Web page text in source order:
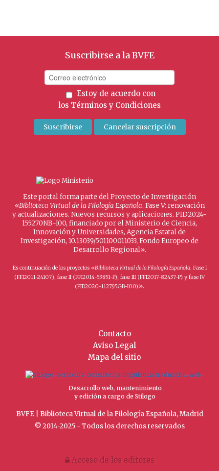
Suscribirse a la BVFE
Estoy de acuerdo con
los Términos y Condiciones
Este portal forma parte del Proyecto de Investigación
«Biblioteca Virtual de la Filología Española. Fase V: renovación
y actualizaciones. Nuevos recursos y aplicaciones. PID2024-
155270NB-I00, financiado por el Ministerio de Ciencia,
Innovación y Universidades, Agencia Estatal de
Investigación, 10.13039/501100011033, Fondo Europeo de
Desarrollo Regional».
Es continuación de los proyectos «Biblioteca Virtual de la Filología Española. Fase I
(FFI2011-24107), fase II (FFI2014-53851-P), fase III (FFI2017-82437-P) y fase IV
(PID2020-112795GB-I00)».
Contacto
Aviso Legal
Mapa del sitio
Desarrollo web, mantenimiento
y edición a cargo de Stílogo
BVFE | Biblioteca Virtual de la Filología Española, Madrid
© 2014-2025 - Todos los derechos reservados
Acceso de los editores